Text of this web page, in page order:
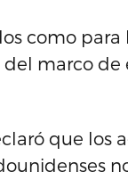
como para
marco
que los